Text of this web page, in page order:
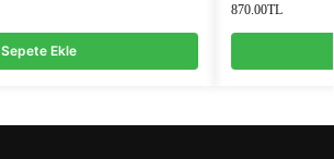
Sepete Ekle
870.00TL